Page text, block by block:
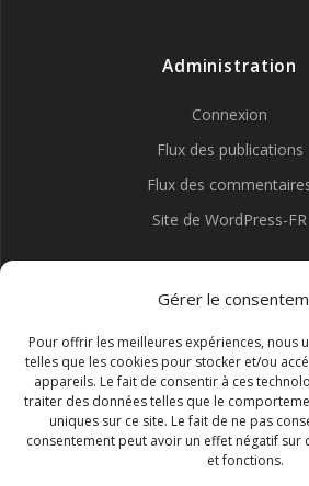
Gérer le
Pour offrir les meilleures expériences, nous
telles que les cookies pour stocker et/ou
appareils. Le fait de consentir à ces
traiter des données telles que le
uniques sur ce site. Le fait de ne pas
consentement peut avoir un effet négatif sur
et fonctions.
Administration
Connexion
Flux des publications
Flux des
Site de WordPress-FR